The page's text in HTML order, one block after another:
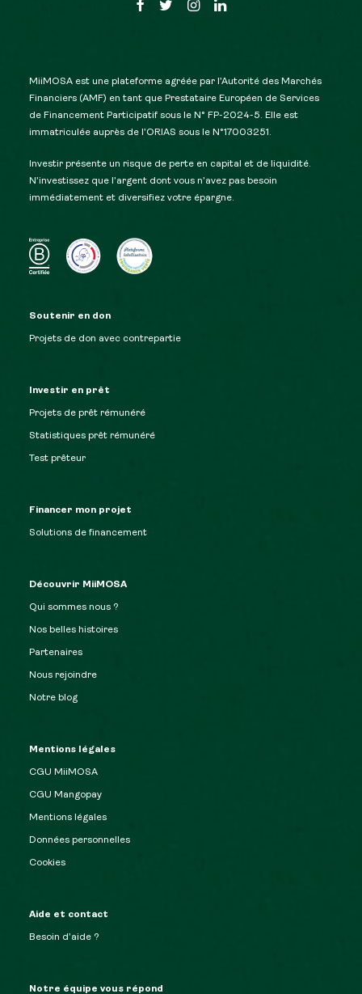
MiiMOSA est une plateforme agréée par l’Autorité des Marchés
Financiers (AMF) en tant que Prestataire Européen de Services
de Financement Participatif sous le N° FP-2024-5. Elle est
immatriculée auprès de l’ORIAS sous le N°17003251.
Investir présente un risque de perte en capital et de liquidité.
N’investissez que l’argent dont vous n’avez pas besoin
immédiatement et diversifiez votre épargne.
Soutenir en don
Projets de don avec contrepartie
Investir en prêt
Projets de prêt rémunéré
Statistiques prêt rémunéré
Test prêteur
Financer mon projet
Solutions de financement
Découvrir MiiMOSA
Qui sommes nous ?
Nos belles histoires
Partenaires
Nous rejoindre
Notre blog
Mentions légales
CGU MiiMOSA
CGU Mangopay
Mentions légales
Données personnelles
Cookies
Aide et contact
Besoin d’aide ?
Notre équipe vous répond